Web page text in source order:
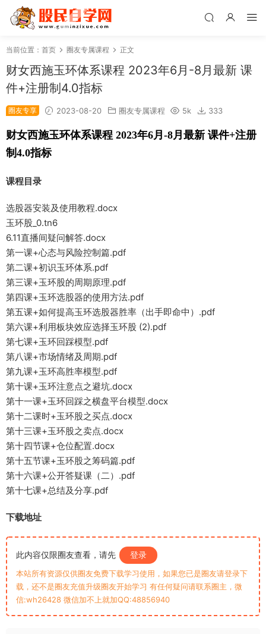
当前位置： 首页 圈友专属课程 正文
财女西施玉环体系课程 2023年6月-8月最新 课
件+注册制4.0指标
圈友专享 2023-08-20 圈友专属课程 5k 333
财女西施玉环体系课程 2023年6月-8月最新 课件+注册
制4.0指标
课程目录
选股器安装及使用教程.docx
玉环股_0.tn6
6.11直播间疑问解答.docx
第一课+心态与风险控制篇.pdf
第二课+初识玉环体系.pdf
第三课+玉环股的周期原理.pdf
第四课+玉环选股器的使用方法.pdf
第五课+如何提高玉环选股器胜率（出手即命中）.pdf
第六课+利用板块效应选择玉环股 (2).pdf
第七课+玉环回踩模型.pdf
第八课+市场情绪及周期.pdf
第九课+玉环高胜率模型.pdf
第十课+玉环注意点之避坑.docx
第十一课+玉环回踩之横盘平台模型.docx
第十二课时+玉环股之买点.docx
第十三课+玉环股之卖点.docx
第十四节课+仓位配置.docx
第十五节课+玉环股之筹码篇.pdf
第十六课+公开答疑课（二）.pdf
第十七课+总结及分享.pdf
下载地址
此内容仅限圈友查看，请先 登录
本站所有资源仅供圈友免费下载学习使用，如果您已是圈友请登录下
载，还不是圈友充值升级圈友开始学习 有任何疑问请联系圈主，微
信:wh26428 微信加不上就加QQ:48856940